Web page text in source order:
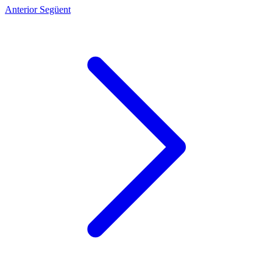
Anterior Següent